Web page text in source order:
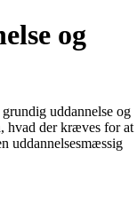
og
uddannelse og
hvad der kræves for at
uddannelsesmæssig